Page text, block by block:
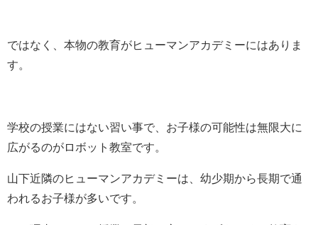
ではなく、本物の教育がヒューマンアカデミーにはありま
す。
学校の授業にはない習い事で、お子様の可能性は無限大に
広がるのがロボット教室です。
山下近隣のヒューマンアカデミーは、幼少期から長期で通
われるお子様が多いです。